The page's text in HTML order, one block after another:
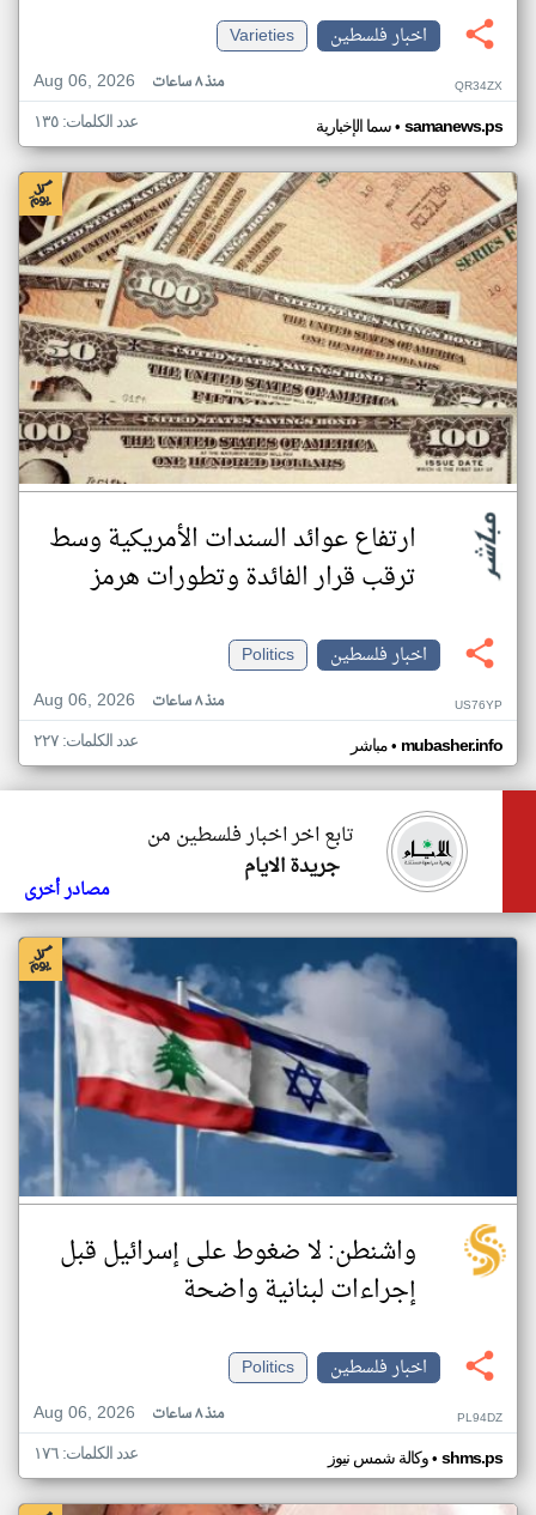
اخبار فلسطين
Varieties
Aug 06, 2026
منذ ٨ ساعات QR34ZX
سما الإخبارية• samanews.ps عدد الكلمات: ١٣٥
ارتفاع عوائد السندات الأمريكية وسط
ترقب قرار الفائدة وتطورات هرمز
اخبار فلسطين
Politics
Aug 06, 2026
منذ ٨ ساعات US76YP
مباشر• mubasher.info عدد الكلمات: ٢٢٧
تابع اخر اخبار فلسطين من
جريدة الايام
مصادر أخرى
واشنطن: لا ضغوط على إسرائيل قبل
إجراءات لبنانية واضحة
اخبار فلسطين
Politics
Aug 06, 2026
منذ ٨ ساعات PL94DZ
وكالة شمس نيوز• shms.ps عدد الكلمات: ١٧٦